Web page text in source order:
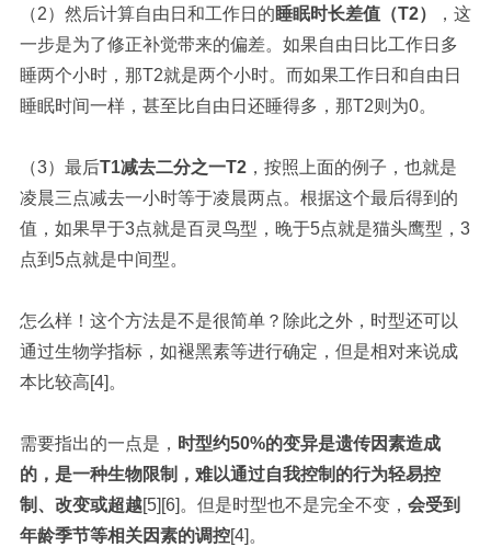
（2）然后计算自由日和工作日的睡眠时长差值（T2）
，这
一步是为了修正补觉带来的偏差。如果自由日比工作日多
睡两个小时，那T2就是两个小时。而如果工作日和自由日
睡眠时间一样，甚至比自由日还睡得多，那T2则为0。
（3）最后T1减去二分之一T2，按照上面的例子，也就是
凌晨三点减去一小时等于凌晨两点。根据这个最后得到的
值，如果早于3点就是百灵鸟型，晚于5点就是猫头鹰型，3
点到5点就是中间型。
怎么样！这个方法是不是很简单？除此之外，时型还可以
通过生物学指标，如褪黑素等进行确定，但是相对来说成
本比较高[4]。
需要指出的一点是， 时型约50%的变异是遗传因素造成
的，是一种生物限制，难以通过自我控制的行为轻易控
制、改变或超越[5][6]。但是时型也不是完全不变， 会受到
年龄季节等相关因素的调控[4]。